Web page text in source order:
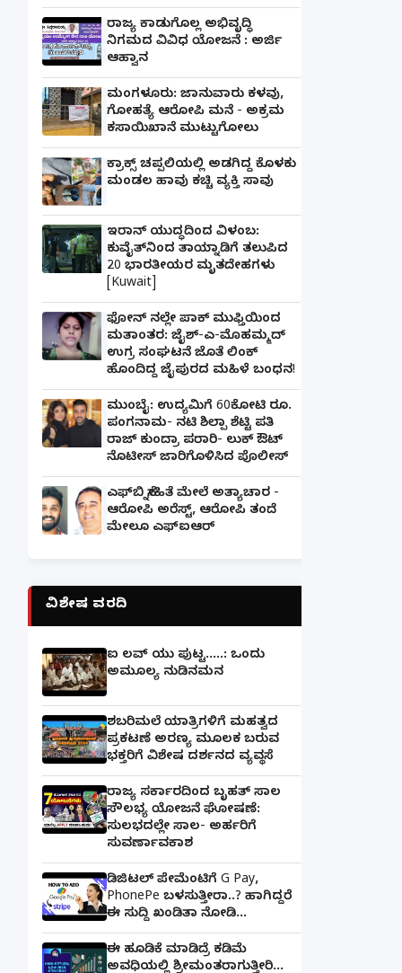
ರಾಜ್ಯ ಕಾಡುಗೊಲ್ಲ ಅಭಿವೃದ್ಧಿ
ನಿಗಮದ ವಿವಿಧ ಯೋಜನೆ : ಅರ್ಜಿ
ಆಹ್ವಾನ
ಮಂಗಳೂರು: ಜಾನುವಾರು ಕಳವು,
ಗೋಹತ್ಯೆ ಆರೋಪಿ ಮನೆ - ಅಕ್ರಮ
ಕಸಾಯಿಖಾನೆ ಮುಟ್ಟುಗೋಲು
ಕ್ರಾಕ್ಸ್ ಚಪ್ಪಲಿಯಲ್ಲಿ ಅಡಗಿದ್ದ ಕೊಳಕು
ಮಂಡಲ ಹಾವು ಕಚ್ಚಿ ವ್ಯಕ್ತಿ ಸಾವು
ಇರಾನ್ ಯುದ್ಧದಿಂದ ವಿಳಂಬ:
ಕುವೈತ್‌ನಿಂದ ತಾಯ್ನಾಡಿಗೆ ತಲುಪಿದ
20 ಭಾರತೀಯರ ಮೃತದೇಹಗಳು
[Kuwait]
ಫೋನ್ ನಲ್ಲೇ ಪಾಕ್ ಮುಫ್ತಿಯಿಂದ
ಮತಾಂತರ: ಜೈಶ್-ಎ-ಮೊಹಮ್ಮದ್
ಉಗ್ರ ಸಂಘಟನೆ ಜೊತೆ ಲಿಂಕ್
ಹೊಂದಿದ್ದ ಜೈಪುರದ ಮಹಿಳೆ ಬಂಧನ!
ಮುಂಬೈ: ಉದ್ಯಮಿಗೆ 60ಕೋಟಿ ರೂ.
ಪಂಗನಾಮ- ನಟಿ ಶಿಲ್ಪಾ ಶೆಟ್ಟಿ ಪತಿ
ರಾಜ್ ಕುಂದ್ರಾ ಪರಾರಿ- ಲುಕ್ ಔಟ್
ನೊಟೀಸ್ ಜಾರಿಗೊಳಿಸಿದ ಪೊಲೀಸ್
ಎಫ್‌ಬಿ ಸ್ನೇಹಿತೆ ಮೇಲೆ ಅತ್ಯಾಚಾರ -
ಆರೋಪಿ ಅರೆಸ್ಟ್, ಆರೋಪಿ ತಂದೆ
ಮೇಲೂ ಎಫ್ಐಆರ್
ವಿಶೇಷ ವರದಿ
ಐ ಲವ್ ಯು ಪುಟ್ಟ.....: ಒಂದು
ಅಮೂಲ್ಯ ನುಡಿನಮನ
ಶಬರಿಮಲೆ ಯಾತ್ರಿಗಳಿಗೆ ಮಹತ್ವದ
ಪ್ರಕಟಣೆ ಅರಣ್ಯ ಮೂಲಕ ಬರುವ
ಭಕ್ತರಿಗೆ ವಿಶೇಷ ದರ್ಶನದ ವ್ಯವಸ್ಥೆ
ರಾಜ್ಯ ಸರ್ಕಾರದಿಂದ ಬೃಹತ್ ಸಾಲ
ಸೌಲಭ್ಯ ಯೋಜನೆ ಘೋಷಣೆ:
ಸುಲಭದಲ್ಲೇ ಸಾಲ- ಅರ್ಹರಿಗೆ
ಸುವರ್ಣಾವಕಾಶ
ಡಿಜಿಟಲ್ ಪೇಮೆಂಟಿಗೆ G Pay,
PhonePe ಬಳಸುತ್ತೀರಾ..? ಹಾಗಿದ್ದರೆ
ಈ ಸುದ್ದಿ ಖಂಡಿತಾ ನೋಡಿ...
ಈ ಹೂಡಿಕೆ ಮಾಡಿದ್ರೆ ಕಡಿಮೆ
ಅವಧಿಯಲ್ಲಿ ಶ್ರೀಮಂತರಾಗುತ್ತೀರಿ...